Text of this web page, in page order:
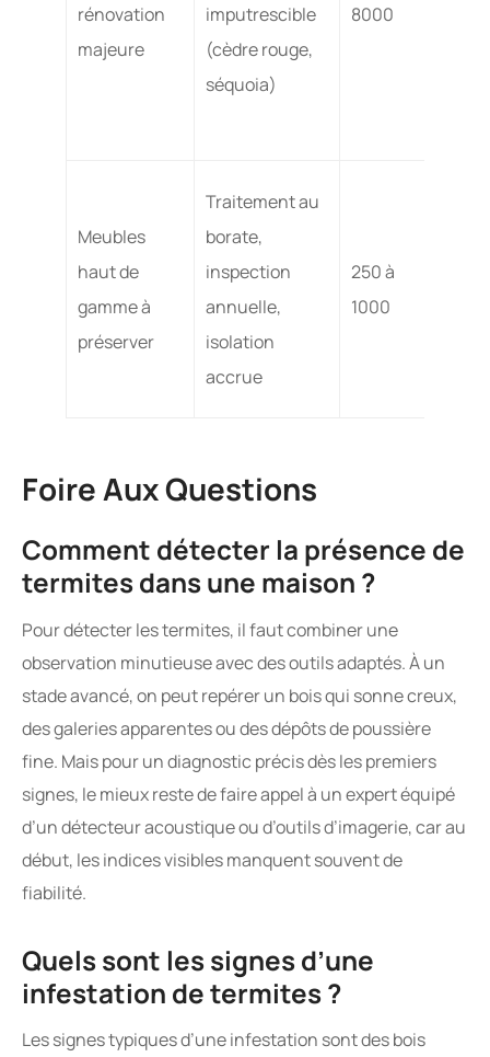
rénovation
majeure
imputrescible
(cèdre rouge,
séquoia)
8000
Meubles
haut de
gamme à
préserver
Traitement au
borate,
inspection
annuelle,
isolation
accrue
250 à
1000
Foire Aux Questions
Comment détecter la présence de
termites dans une maison ?
Pour détecter les termites, il faut combiner une
observation minutieuse avec des outils adaptés. À un
stade avancé, on peut repérer un bois qui sonne creux,
des galeries apparentes ou des dépôts de poussière
fine. Mais pour un diagnostic précis dès les premiers
signes, le mieux reste de faire appel à un expert équipé
d’un détecteur acoustique ou d’outils d’imagerie, car au
début, les indices visibles manquent souvent de
fiabilité.
Quels sont les signes d’une
infestation de termites ?
Les signes typiques d’une infestation sont des bois